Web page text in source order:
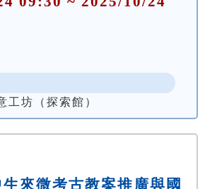
工坊（探索館）
來微考古教案推廣與國